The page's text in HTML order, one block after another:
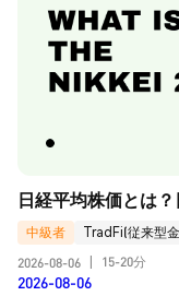
日経平均株価とは
中級者
TradFi(従来型
2026-08-06
15-20分
2026-08-06